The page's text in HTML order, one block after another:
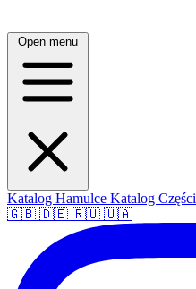
Open menu
Katalog Hamulce Katalog Części
🇬🇧 🇩🇪 🇷🇺 🇺🇦